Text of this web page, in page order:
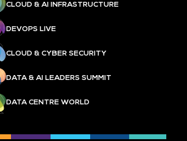
CLOUD & AI INFRASTRUCTURE
DEVOPS LIVE
CLOUD & CYBER SECURITY
DATA & AI LEADERS SUMMIT
DATA CENTRE WORLD